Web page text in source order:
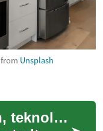
from Unsplash
Kjøleskap: funksjon, teknologi og matoppbevaring på kjøkkenet